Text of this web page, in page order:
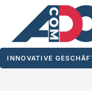
INNOVATIVE